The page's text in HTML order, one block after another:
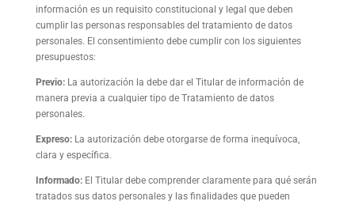
información es un requisito constitucional y legal que deben
cumplir las personas responsables del tratamiento de datos
personales. El consentimiento debe cumplir con los siguientes
presupuestos:
Previo:La autorización la debe dar el Titular de información de
manera previa a cualquier tipo de Tratamiento de datos
personales.
Expreso:La autorización debe otorgarse de forma inequívoca,
clara y específica.
Informado:El Titular debe comprender claramente para qué serán
tratados sus datos personales y las finalidades que pueden